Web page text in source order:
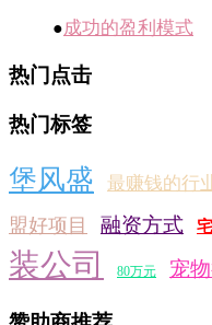
●成功的盈利模式
热门点击
热门标签
堡风盛 最赚钱的行
盟好项目
融资方式
装公司
80万元 宠